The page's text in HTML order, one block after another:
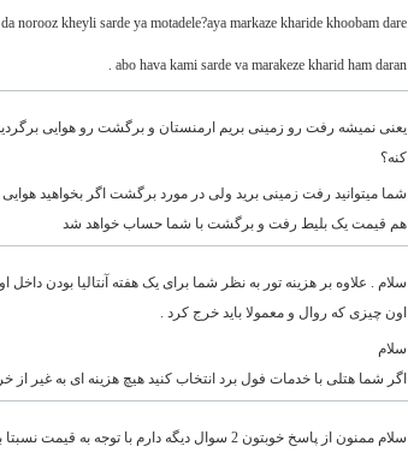
norooz kheyli sarde ya motadele?aya markaze kharide khoobam dare??
abo hava kami sarde va marakeze kharid ham daran .
یعنی نمیشه رفت رو زمینی بریم ارمنستان و برگشت رو هوایی
کنه؟
شما میتوانید رفت زمینی برید ولی در مورد برگشت اگر بخواهید
هم قیمت یک بلیط رفت و برگشت با شما حساب خواهد شد
سلام . علاوه بر هزینه تور به نظر شما برای یک هفته آنتالیا بودن داخل
اون چیزی که روال و معمولا باید خرج کرد .
سلام
اگر شما هتلی با خدمات فول برد انتخاب کنید هیچ هزینه ای به غیر از
سلام ممنون از پاسخ خوبتون 2 سوال دیگه دارم با